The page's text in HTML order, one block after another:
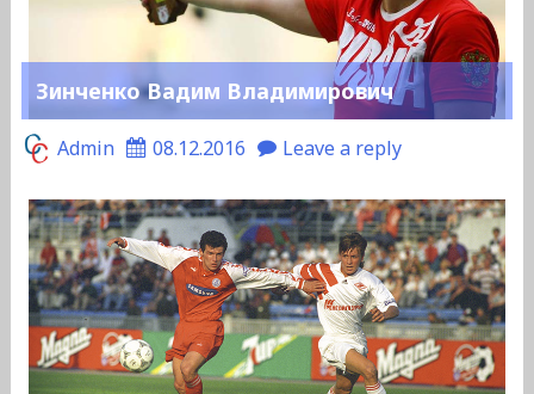
Зинченко Вадим Владимирович
Admin 08.12.2016 Leave a reply